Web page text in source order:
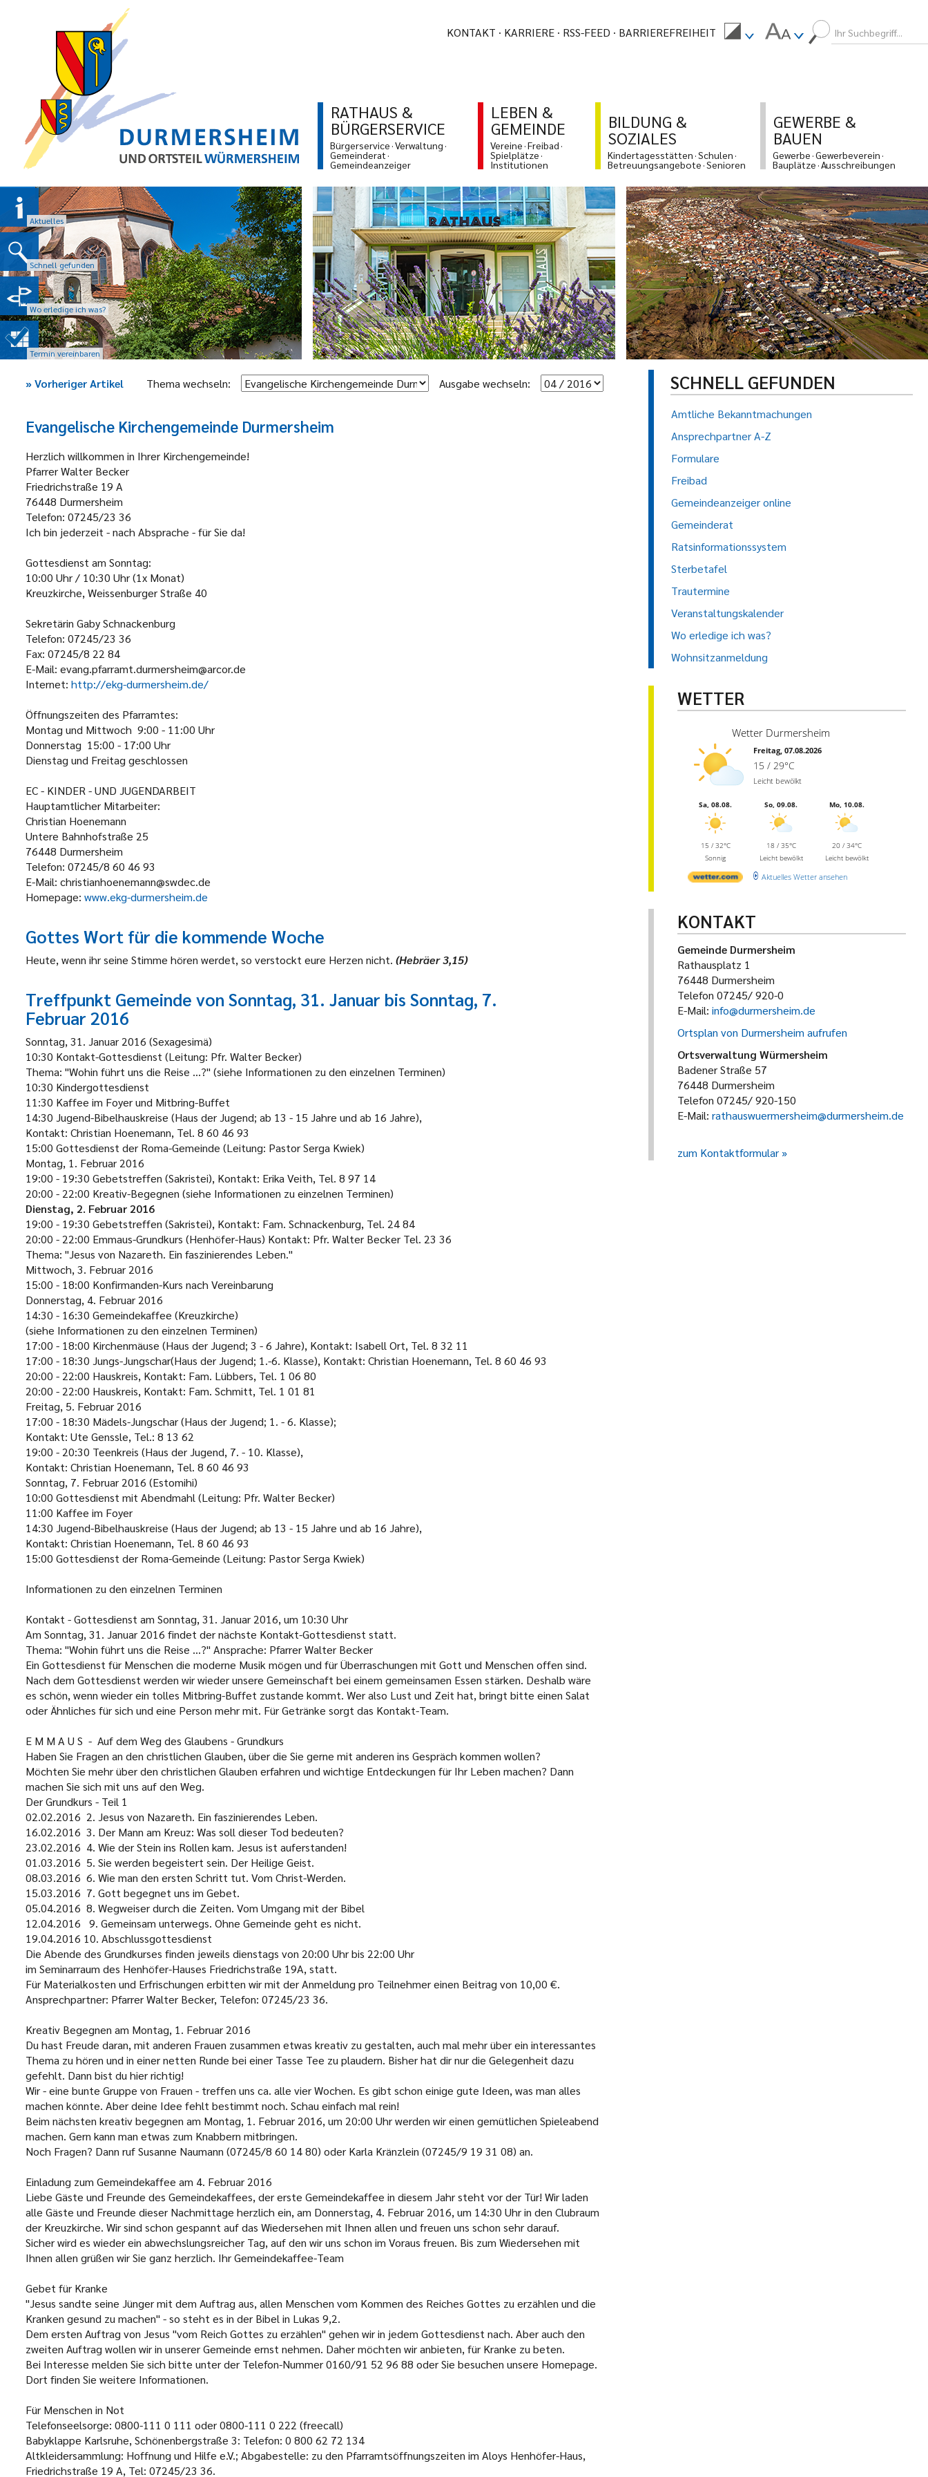
KONTAKT KARRIERE RSS-FEED BARRIEREFREIHEIT
RATHAUS &
BÜRGERSERVICE
Bürgerservice Verwaltung
Gemeinderat
Gemeindeanzeiger
LEBEN &
GEMEINDE
Vereine Freibad
Spielplätze
Institutionen
BILDUNG &
SOZIALES
Kindertagesstätten Schulen
Betreuungsangebote Senioren
GEWERBE &
BAUEN
Gewerbe Gewerbeverein
Bauplätze Ausschreibungen
Aktuelles
Schnell gefunden
Wo erledige ich was?
Termin vereinbaren
»Vorheriger Artikel Thema wechseln: Ausgabe wechseln:
Evangelische Kirchengemeinde Durmersheim
Herzlich willkommen in Ihrer Kirchengemeinde!
Pfarrer Walter Becker
Friedrichstraße 19 A
76448 Durmersheim
Telefon: 07245/23 36
Ich bin jederzeit - nach Absprache - für Sie da!
Gottesdienst am Sonntag:
10:00 Uhr / 10:30 Uhr (1x Monat)
Kreuzkirche, Weissenburger Straße 40
Sekretärin Gaby Schnackenburg
Telefon: 07245/23 36
Fax: 07245/8 22 84
E-Mail: evang.pfarramt.durmersheim@arcor.de
Internet: http://ekg-durmersheim.de/
Öffnungszeiten des Pfarramtes:
Montag und Mittwoch 9:00 - 11:00 Uhr
Donnerstag 15:00 - 17:00 Uhr
Dienstag und Freitag geschlossen
EC - KINDER - UND JUGENDARBEIT
Hauptamtlicher Mitarbeiter:
Christian Hoenemann
Untere Bahnhofstraße 25
76448 Durmersheim
Telefon: 07245/8 60 46 93
E-Mail: christianhoenemann@swdec.de
Homepage: www.ekg-durmersheim.de
Gottes Wort für die kommende Woche
Heute, wenn ihr seine Stimme hören werdet, so verstockt eure Herzen nicht. (Hebräer 3,15)
Treffpunkt Gemeinde von Sonntag, 31. Januar bis Sonntag, 7.
Februar 2016
Sonntag, 31. Januar 2016 (Sexagesimä)
10:30 Kontakt-Gottesdienst (Leitung: Pfr. Walter Becker)
Thema: "Wohin führt uns die Reise ...?" (siehe Informationen zu den einzelnen Terminen)
10:30 Kindergottesdienst
11:30 Kaffee im Foyer und Mitbring-Buffet
14:30 Jugend-Bibelhauskreise (Haus der Jugend; ab 13 - 15 Jahre und ab 16 Jahre),
Kontakt: Christian Hoenemann, Tel. 8 60 46 93
15:00 Gottesdienst der Roma-Gemeinde (Leitung: Pastor Serga Kwiek)
Montag, 1. Februar 2016
19:00 - 19:30 Gebetstreffen (Sakristei), Kontakt: Erika Veith, Tel. 8 97 14
20:00 - 22:00 Kreativ-Begegnen (siehe Informationen zu einzelnen Terminen)
Dienstag, 2. Februar 2016
19:00 - 19:30 Gebetstreffen (Sakristei), Kontakt: Fam. Schnackenburg, Tel. 24 84
20:00 - 22:00 Emmaus-Grundkurs (Henhöfer-Haus) Kontakt: Pfr. Walter Becker Tel. 23 36
Thema: "Jesus von Nazareth. Ein faszinierendes Leben."
Mittwoch, 3. Februar 2016
15:00 - 18:00 Konfirmanden-Kurs nach Vereinbarung
Donnerstag, 4. Februar 2016
14:30 - 16:30 Gemeindekaffee (Kreuzkirche)
(siehe Informationen zu den einzelnen Terminen)
17:00 - 18:00 Kirchenmäuse (Haus der Jugend; 3 - 6 Jahre), Kontakt: Isabell Ort, Tel. 8 32 11
17:00 - 18:30 Jungs-Jungschar(Haus der Jugend; 1.-6. Klasse), Kontakt: Christian Hoenemann, Tel. 8 60 46 93
20:00 - 22:00 Hauskreis, Kontakt: Fam. Lübbers, Tel. 1 06 80
20:00 - 22:00 Hauskreis, Kontakt: Fam. Schmitt, Tel. 1 01 81
Freitag, 5. Februar 2016
17:00 - 18:30 Mädels-Jungschar (Haus der Jugend; 1. - 6. Klasse);
Kontakt: Ute Genssle, Tel.: 8 13 62
19:00 - 20:30 Teenkreis (Haus der Jugend, 7. - 10. Klasse),
Kontakt: Christian Hoenemann, Tel. 8 60 46 93
Sonntag, 7. Februar 2016 (Estomihi)
10:00 Gottesdienst mit Abendmahl (Leitung: Pfr. Walter Becker)
11:00 Kaffee im Foyer
14:30 Jugend-Bibelhauskreise (Haus der Jugend; ab 13 - 15 Jahre und ab 16 Jahre),
Kontakt: Christian Hoenemann, Tel. 8 60 46 93
15:00 Gottesdienst der Roma-Gemeinde (Leitung: Pastor Serga Kwiek)
Informationen zu den einzelnen Terminen
Kontakt - Gottesdienst am Sonntag, 31. Januar 2016, um 10:30 Uhr
Am Sonntag, 31. Januar 2016 findet der nächste Kontakt-Gottesdienst statt.
Thema: "Wohin führt uns die Reise ...?" Ansprache: Pfarrer Walter Becker
Ein Gottesdienst für Menschen die moderne Musik mögen und für Überraschungen mit Gott und Menschen offen sind.
Nach dem Gottesdienst werden wir wieder unsere Gemeinschaft bei einem gemeinsamen Essen stärken. Deshalb wäre
es schön, wenn wieder ein tolles Mitbring-Buffet zustande kommt. Wer also Lust und Zeit hat, bringt bitte einen Salat
oder Ähnliches für sich und eine Person mehr mit. Für Getränke sorgt das Kontakt-Team.
E M M A U S - Auf dem Weg des Glaubens - Grundkurs
Haben Sie Fragen an den christlichen Glauben, über die Sie gerne mit anderen ins Gespräch kommen wollen?
Möchten Sie mehr über den christlichen Glauben erfahren und wichtige Entdeckungen für Ihr Leben machen? Dann
machen Sie sich mit uns auf den Weg.
Der Grundkurs - Teil 1
02.02.2016 2. Jesus von Nazareth. Ein faszinierendes Leben.
16.02.2016 3. Der Mann am Kreuz: Was soll dieser Tod bedeuten?
23.02.2016 4. Wie der Stein ins Rollen kam. Jesus ist auferstanden!
01.03.2016 5. Sie werden begeistert sein. Der Heilige Geist.
08.03.2016 6. Wie man den ersten Schritt tut. Vom Christ-Werden.
15.03.2016 7. Gott begegnet uns im Gebet.
05.04.2016 8. Wegweiser durch die Zeiten. Vom Umgang mit der Bibel
12.04.2016 9. Gemeinsam unterwegs. Ohne Gemeinde geht es nicht.
19.04.2016 10. Abschlussgottesdienst
Die Abende des Grundkurses finden jeweils dienstags von 20:00 Uhr bis 22:00 Uhr
im Seminarraum des Henhöfer-Hauses Friedrichstraße 19A, statt.
Für Materialkosten und Erfrischungen erbitten wir mit der Anmeldung pro Teilnehmer einen Beitrag von 10,00 €.
Ansprechpartner: Pfarrer Walter Becker, Telefon: 07245/23 36.
Kreativ Begegnen am Montag, 1. Februar 2016
Du hast Freude daran, mit anderen Frauen zusammen etwas kreativ zu gestalten, auch mal mehr über ein interessantes
Thema zu hören und in einer netten Runde bei einer Tasse Tee zu plaudern. Bisher hat dir nur die Gelegenheit dazu
gefehlt. Dann bist du hier richtig!
Wir - eine bunte Gruppe von Frauen - treffen uns ca. alle vier Wochen. Es gibt schon einige gute Ideen, was man alles
machen könnte. Aber deine Idee fehlt bestimmt noch. Schau einfach mal rein!
Beim nächsten kreativ begegnen am Montag, 1. Februar 2016, um 20:00 Uhr werden wir einen gemütlichen Spieleabend
machen. Gern kann man etwas zum Knabbern mitbringen.
Noch Fragen? Dann ruf Susanne Naumann (07245/8 60 14 80) oder Karla Kränzlein (07245/9 19 31 08) an.
Einladung zum Gemeindekaffee am 4. Februar 2016
Liebe Gäste und Freunde des Gemeindekaffees, der erste Gemeindekaffee in diesem Jahr steht vor der Tür! Wir laden
alle Gäste und Freunde dieser Nachmittage herzlich ein, am Donnerstag, 4. Februar 2016, um 14:30 Uhr in den Clubraum
der Kreuzkirche. Wir sind schon gespannt auf das Wiedersehen mit Ihnen allen und freuen uns schon sehr darauf.
Sicher wird es wieder ein abwechslungsreicher Tag, auf den wir uns schon im Voraus freuen. Bis zum Wiedersehen mit
Ihnen allen grüßen wir Sie ganz herzlich. Ihr Gemeindekaffee-Team
Gebet für Kranke
"Jesus sandte seine Jünger mit dem Auftrag aus, allen Menschen vom Kommen des Reiches Gottes zu erzählen und die
Kranken gesund zu machen" - so steht es in der Bibel in Lukas 9,2.
Dem ersten Auftrag von Jesus "vom Reich Gottes zu erzählen" gehen wir in jedem Gottesdienst nach. Aber auch den
zweiten Auftrag wollen wir in unserer Gemeinde ernst nehmen. Daher möchten wir anbieten, für Kranke zu beten.
Bei Interesse melden Sie sich bitte unter der Telefon-Nummer 0160/91 52 96 88 oder Sie besuchen unsere Homepage.
Dort finden Sie weitere Informationen.
Für Menschen in Not
Telefonseelsorge: 0800-111 0 111 oder 0800-111 0 222 (freecall)
Babyklappe Karlsruhe, Schönenbergstraße 3: Telefon: 0 800 62 72 134
Altkleidersammlung: Hoffnung und Hilfe e.V.; Abgabestelle: zu den Pfarramtsöffnungszeiten im Aloys Henhöfer-Haus,
Friedrichstraße 19 A, Tel: 07245/23 36.
SCHNELL GEFUNDEN
Amtliche Bekanntmachungen
Ansprechpartner A-Z
Formulare
Freibad
Gemeindeanzeiger online
Gemeinderat
Ratsinformationssystem
Sterbetafel
Trautermine
Veranstaltungskalender
Wo erledige ich was?
Wohnsitzanmeldung
WETTER
Wetter Durmersheim
Freitag, 07.08.2026
15 / 29°C
Leicht bewölkt
Sa, 08.08.
15 / 32°C
Sonnig
So, 09.08.
18 / 35°C
Leicht bewölkt
Mo, 10.08.
20 / 34°C
Leicht bewölkt
Aktuelles Wetter ansehen
KONTAKT
Gemeinde Durmersheim
Rathausplatz 1
76448 Durmersheim
Telefon 07245/ 920-0
E-Mail: info@durmersheim.de
Ortsplan von Durmersheim aufrufen
Ortsverwaltung Würmersheim
Badener Straße 57
76448 Durmersheim
Telefon 07245/ 920-150
E-Mail: rathauswuermersheim@durmersheim.de
zum Kontaktformular